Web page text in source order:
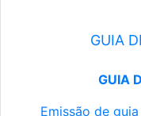
GUIA
GUIA
Emissão de